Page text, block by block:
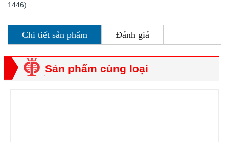
1446)
Chi tiết sản phẩm Đánh giá
Sản phẩm cùng loại